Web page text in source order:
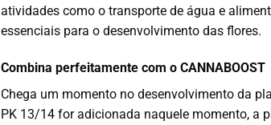
atividades como o transporte de água e
essenciais para o desenvolvimento das flores.
Combina perfeitamente com o CANNABOOST
Chega um momento no desenvolvimento da
PK 13/14 for adicionada naquele momento, a